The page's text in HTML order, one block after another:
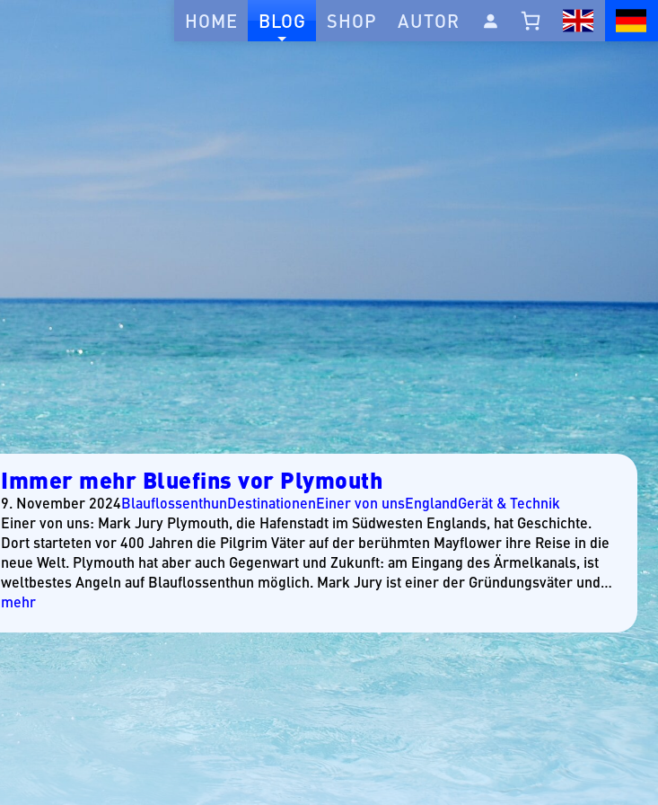
HOME BLOG SHOP AUTOR
Immer mehr Bluefins vor Plymouth
9. November 2024BlauflossenthunDestinationenEiner von unsEnglandGerät & Technik
Einer von uns: Mark Jury Plymouth, die Hafenstadt im Südwesten Englands, hat Geschichte.
Dort starteten vor 400 Jahren die Pilgrim Väter auf der berühmten Mayflower ihre Reise in die
neue Welt. Plymouth hat aber auch Gegenwart und Zukunft: am Eingang des Ärmelkanals, ist
weltbestes Angeln auf Blauflossenthun möglich. Mark Jury ist einer der Gründungsväter und…
mehr